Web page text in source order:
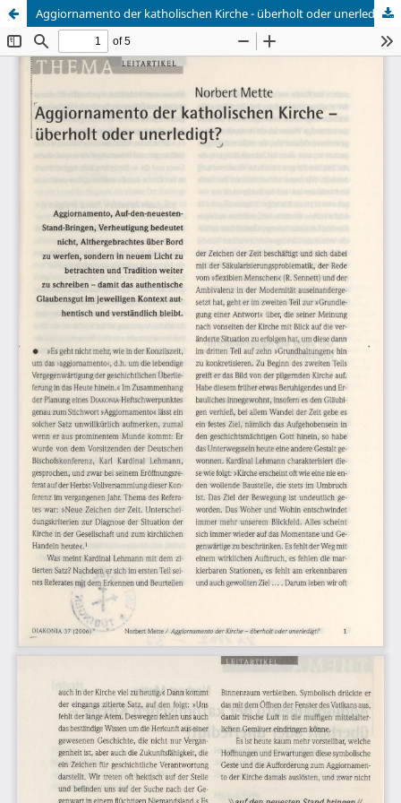
Aggiornamento der katholischen Kirche - überholt oder unerledigt?